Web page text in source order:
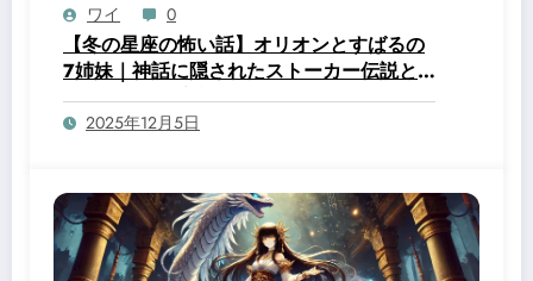
ワイ 0
【冬の星座の怖い話】オリオンとすばるの
7姉妹｜神話に隠されたストーカー伝説と
は？誰かあの変態を止めて！！
2025年12月5日